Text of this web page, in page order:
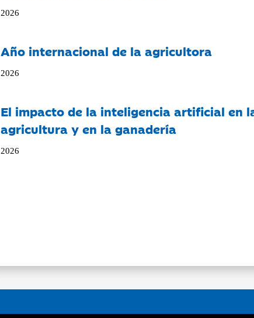
2026
Año internacional de la agricultora
2026
El impacto de la inteligencia artificial en
agricultura y en la ganadería
2026